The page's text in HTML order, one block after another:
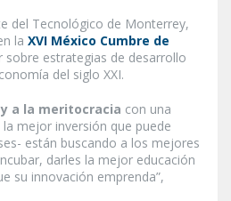
del Tecnológico de Monterrey,
la XVI México Cumbre de
sobre estrategias de desarrollo
del siglo XXI.
a la meritocracia con una
mejor inversión que puede
están buscando a los mejores
darles la mejor educación
su innovación emprenda”,